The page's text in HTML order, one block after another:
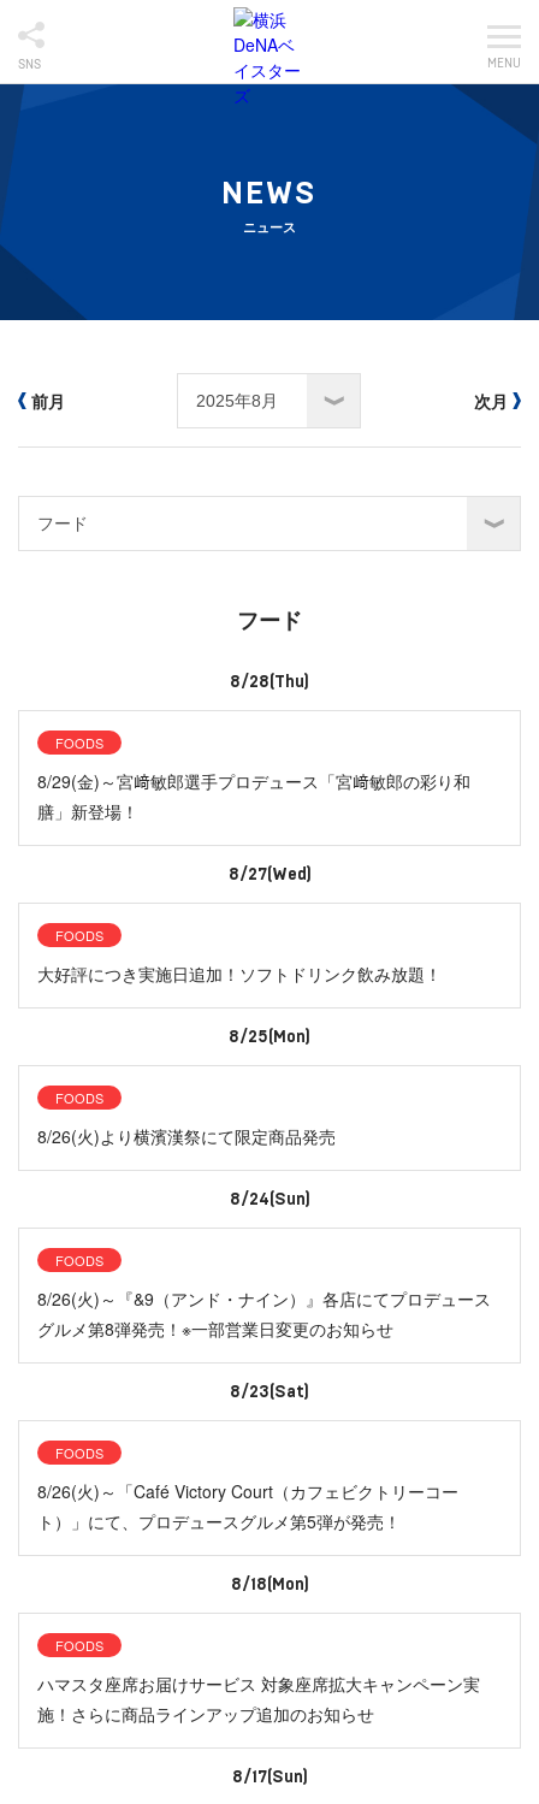
SNS MENU
NEWS
ニュース
前月 次月
フード
8/28(Thu)
FOODS
8/29(金)～宮﨑敏郎選手プロデュース「宮﨑敏郎の彩り和
膳」新登場！
8/27(Wed)
FOODS
大好評につき実施日追加！ソフトドリンク飲み放題！
8/25(Mon)
FOODS
8/26(火)より横濱漢祭にて限定商品発売
8/24(Sun)
FOODS
8/26(火)～『&9（アンド・ナイン）』各店にてプロデュース
グルメ第8弾発売！※一部営業日変更のお知らせ
8/23(Sat)
FOODS
8/26(火)～「Café Victory Court（カフェビクトリーコー
ト）」にて、プロデュースグルメ第5弾が発売！
8/18(Mon)
FOODS
ハマスタ座席お届けサービス 対象座席拡大キャンペーン実
施！さらに商品ラインアップ追加のお知らせ
8/17(Sun)